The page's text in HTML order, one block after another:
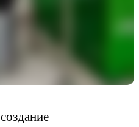
создание